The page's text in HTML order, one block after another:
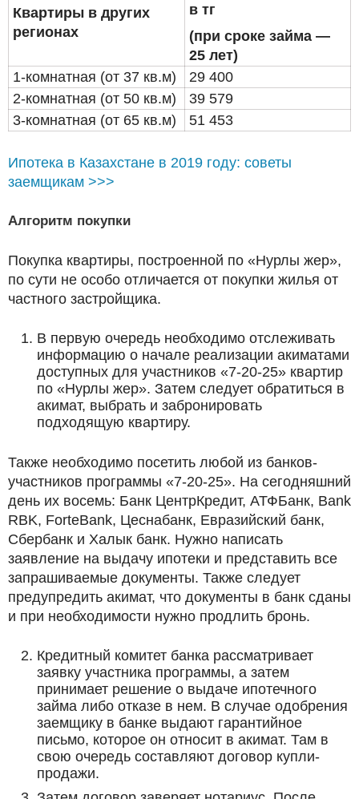
Квартиры в других
регионах
в тг
(при сроке займа —
25 лет)
1-комнатная (от 37 кв.м)
29 400
2-комнатная (от 50 кв.м)
39 579
3-комнатная (от 65 кв.м)
51 453
Ипотека в Казахстане в 2019 году: советы
заемщикам >>>
Алгоритм покупки
Покупка квартиры, построенной по «Нурлы жер»,
по сути не особо отличается от покупки жилья от
частного застройщика.
В первую очередь необходимо отслеживать
информацию о начале реализации акиматами
доступных для участников «7-20-25» квартир
по «Нурлы жер». Затем следует обратиться в
акимат, выбрать и забронировать
подходящую квартиру.
Также необходимо посетить любой из банков-
участников программы «7-20-25». На сегодняшний
день их восемь: Банк ЦентрКредит, АТФБанк, Bank
RBK, ForteBank, Цеснабанк, Евразийский банк,
Сбербанк и Халык банк. Нужно написать
заявление на выдачу ипотеки и представить все
запрашиваемые документы. Также следует
предупредить акимат, что документы в банк сданы
и при необходимости нужно продлить бронь.
Кредитный комитет банка рассматривает
заявку участника программы, а затем
принимает решение о выдаче ипотечного
займа либо отказе в нем. В случае одобрения
заемщику в банке выдают гарантийное
письмо, которое он относит в акимат. Там в
свою очередь составляют договор купли-
продажи.